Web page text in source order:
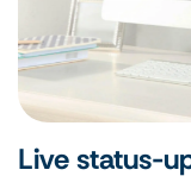
Live status-